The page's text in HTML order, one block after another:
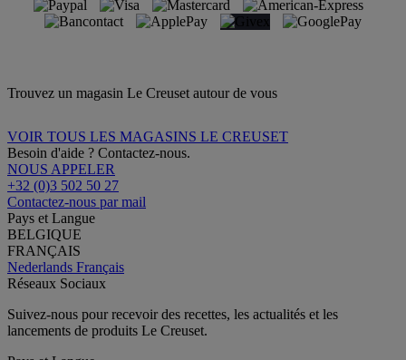
Trouvez un magasin Le Creuset autour de vous
VOIR TOUS LES MAGASINS LE CREUSET
Besoin d'aide ? Contactez-nous.
NOUS APPELER
+32 (0)3 502 50 27
Contactez-nous par mail
Pays et Langue
BELGIQUE
FRANÇAIS
Nederlands Français
Réseaux Sociaux
Suivez-nous pour recevoir des recettes, les actualités et les
lancements de produits Le Creuset.